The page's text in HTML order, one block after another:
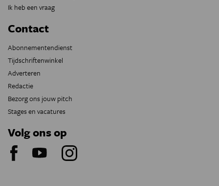
Ik heb een vraag
Contact
Abonnementendienst
Tijdschriftenwinkel
Adverteren
Redactie
Bezorg ons jouw pitch
Stages en vacatures
Volg ons op